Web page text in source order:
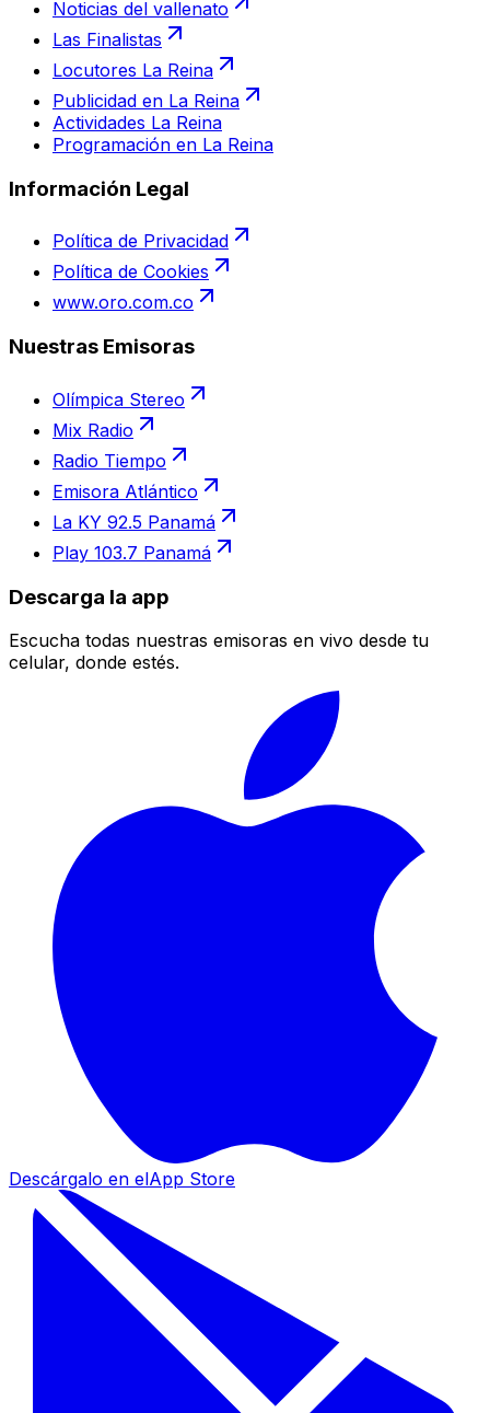
Noticias del vallenato
Las Finalistas
Locutores La Reina
Publicidad en La Reina
Actividades La Reina
Programación en La Reina
Información Legal
Política de Privacidad
Política de Cookies
www.oro.com.co
Nuestras Emisoras
Olímpica Stereo
Mix Radio
Radio Tiempo
Emisora Atlántico
La KY 92.5 Panamá
Play 103.7 Panamá
Descarga la app
Escucha todas nuestras emisoras en vivo desde tu
celular, donde estés.
Descárgalo en elApp Store